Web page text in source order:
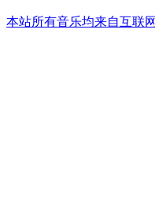
本站所有音乐均来自互联